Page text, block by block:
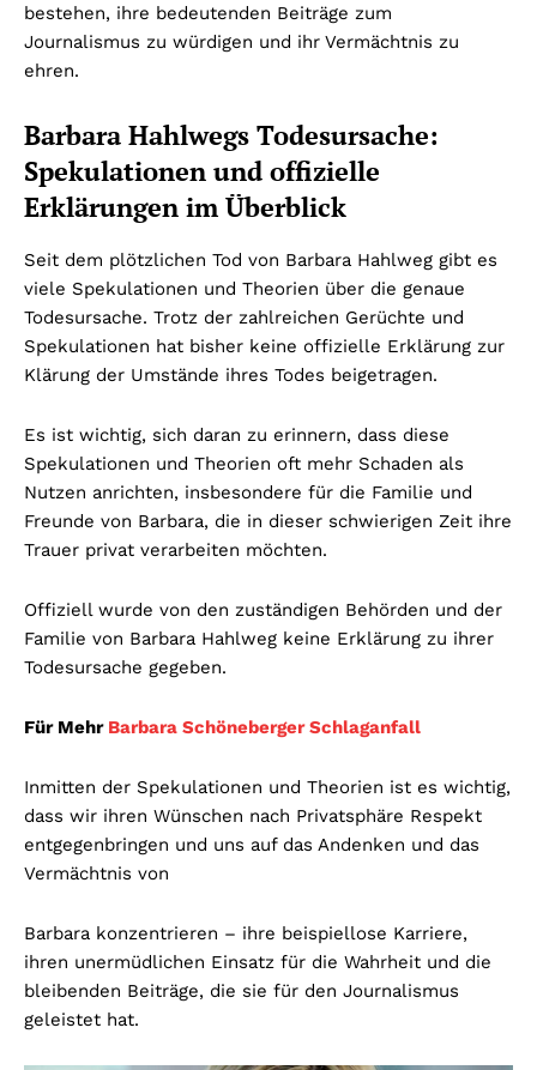
bestehen, ihre bedeutenden Beiträge zum
Journalismus zu würdigen und ihr Vermächtnis zu
ehren.
Barbara Hahlwegs Todesursache:
Spekulationen und offizielle
Erklärungen im Überblick
Seit dem plötzlichen Tod von Barbara Hahlweg gibt es
viele Spekulationen und Theorien über die genaue
Todesursache. Trotz der zahlreichen Gerüchte und
Spekulationen hat bisher keine offizielle Erklärung zur
Klärung der Umstände ihres Todes beigetragen.
Es ist wichtig, sich daran zu erinnern, dass diese
Spekulationen und Theorien oft mehr Schaden als
Nutzen anrichten, insbesondere für die Familie und
Freunde von Barbara, die in dieser schwierigen Zeit ihre
Trauer privat verarbeiten möchten.
Offiziell wurde von den zuständigen Behörden und der
Familie von Barbara Hahlweg keine Erklärung zu ihrer
Todesursache gegeben.
Für Mehr Barbara Schöneberger Schlaganfall
Inmitten der Spekulationen und Theorien ist es wichtig,
dass wir ihren Wünschen nach Privatsphäre Respekt
entgegenbringen und uns auf das Andenken und das
Vermächtnis von
Barbara konzentrieren – ihre beispiellose Karriere,
ihren unermüdlichen Einsatz für die Wahrheit und die
bleibenden Beiträge, die sie für den Journalismus
geleistet hat.